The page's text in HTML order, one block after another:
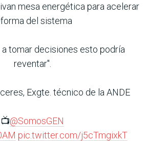
mesa energética para acelerar
del sistema
a tomar decisiones esto podría
reventar".
Exgte. técnico de la ANDE
📺@SomosGEN
pic.twitter.com/j5cTmgixkT